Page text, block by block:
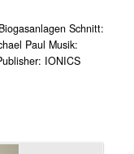
Schnitt:
Paul Musik:
IONICS